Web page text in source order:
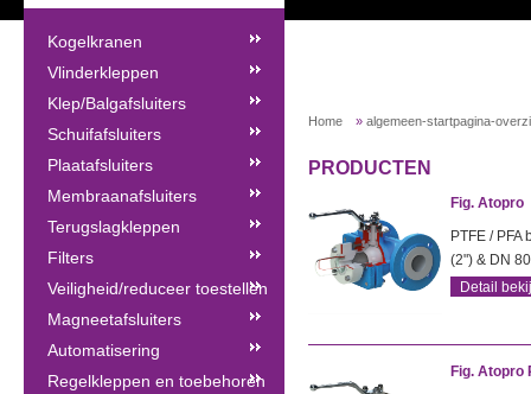
Home » algemeen-startpagina-
PRODUCTEN
Fig. Atopro
PTFE /
(2") & DN
Detail
Fig. Atopro
Kogelkranen
Vlinderkleppen
Klep/Balgafsluiters
Schuifafsluiters
Plaatafsluiters
Membraanafsluiters
Terugslagkleppen
Filters
Veiligheid/reduceer toestellen
Magneetafsluiters
Automatisering
Regelkleppen en toebehoren